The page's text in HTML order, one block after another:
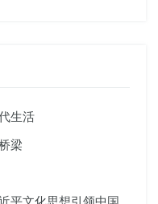
生活
梁
平文化思想引领中国